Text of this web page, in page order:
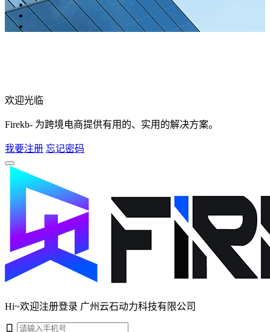
欢迎光临
Firekb- 为跨境电商提供有用的、实用的解决方案。
我要注册 忘记密码
Hi~欢迎注册登录 广州云石动力科技有限公司